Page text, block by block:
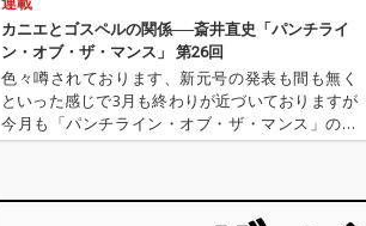
ナ」も新たなアルバム
バージョンで収録さ
れ、生楽器の響きとバ
ンドとの化学反応が新
鮮な魅力を放つ。
バージョンで収録さ
れ、生楽器の響きとバ
ンドとの化学反応が新
鮮な魅力を放つ。
カニエとゴスペルの関係──斎井直史「パンチライ
ン・オブ・ザ・マンス」 第26回
色々噂されております、新元号の発表も間も無く
といった感じで3月も終わりが近づいておりますが
今月も「パンチライン・オブ・ザ・マンス」のお
時間でございます! 前回は『DIRT II』から2年半ぶり